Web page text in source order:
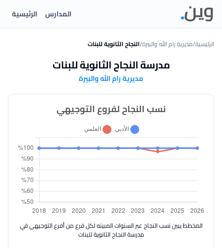
المدارس الرئيسية
الرئيسية/مديرية رام الله والبيرة/النجاح الثانوية للبنات
مدرسة النجاح الثانوية للبنات
مديرية رام الله والبيرة
نسب النجاح لفروع التوجيهي
المخطط يبين نسب النجاح عبر السنوات المبينه لكل فرع من أفرع التوجيهي في
مدرسة النجاح الثانوية للبنات